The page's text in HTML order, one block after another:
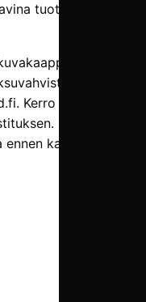
tuotteina. Valitse
kuitista
Kerro samalla, mihin
Kausikortit
kauden alkua.